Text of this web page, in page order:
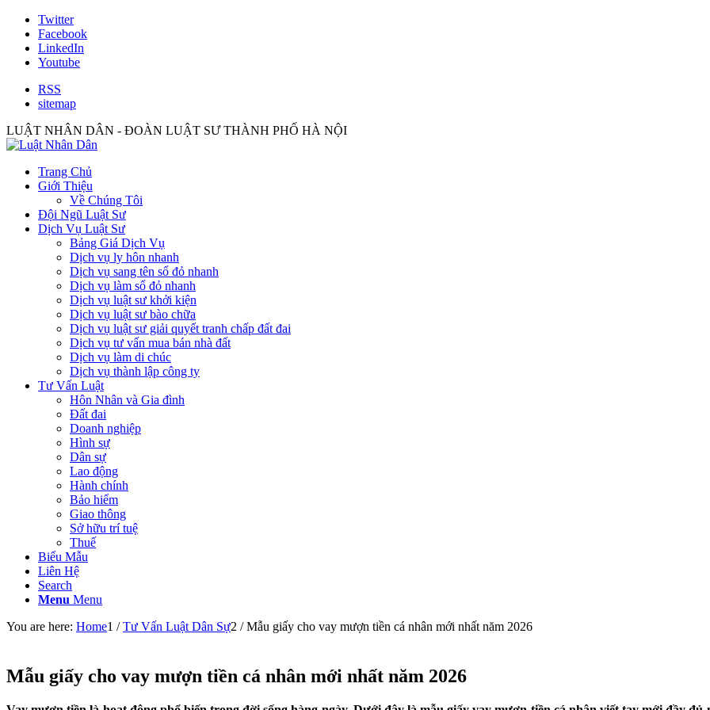
Twitter
Facebook
LinkedIn
Youtube
RSS
sitemap
LUẬT NHÂN DÂN - ĐOÀN LUẬT SƯ THÀNH PHỐ HÀ NỘI
Trang Chủ
Giới Thiệu
Về Chúng Tôi
Đội Ngũ Luật Sư
Dịch Vụ Luật Sư
Bảng Giá Dịch Vụ
Dịch vụ ly hôn nhanh
Dịch vụ sang tên sổ đỏ nhanh
Dịch vụ làm sổ đỏ nhanh
Dịch vụ luật sư khởi kiện
Dịch vụ luật sư bào chữa
Dịch vụ luật sư giải quyết tranh chấp đất đai
Dịch vụ tư vấn mua bán nhà đất
Dịch vụ làm di chúc
Dịch vụ thành lập công ty
Tư Vấn Luật
Hôn Nhân và Gia đình
Đất đai
Doanh nghiệp
Hình sự
Dân sự
Lao động
Hành chính
Bảo hiểm
Giao thông
Sở hữu trí tuệ
Thuế
Biểu Mẫu
Liên Hệ
Search
Menu Menu
You are here: Home1 / Tư Vấn Luật Dân Sự2 / Mẫu giấy cho vay mượn tiền cá nhân mới nhất năm 2026
Mẫu giấy cho vay mượn tiền cá nhân mới nhất năm 2026